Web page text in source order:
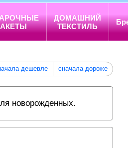
ДОМАШНИЙ
ТЕКСТИЛЬ
дешевле сначала дороже
новорожденных.